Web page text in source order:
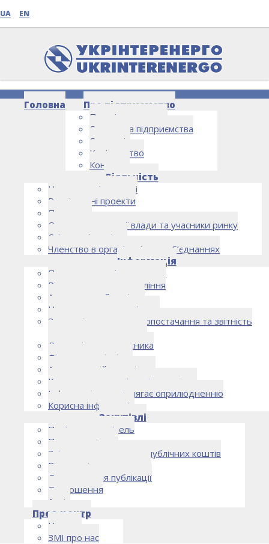
UA EN
Головна
Про підприємство
Про підприємство
Структура підприємства
Стратегія
Керівництво
Контакти
Діяльність
Напрямки діяльності
Реалізовані проекти
Партнери
Органи державної влади та учасники ринку
Спільна діяльність
Членство в організаціях та об’єднаннях
Інформація
Правоустановчі документи
Рішення органу управління
Аудиторський комітет
Нормативно-правові акти
Загальні умови електропостачання та звітність
Лист очікувань власника
Фінансова звітність
Антикорупційна політика
Кодекс етики та ділової поведінки
Інформація, що підлягає оприлюдненню
Корисна інформація
Закупівлі
Політика закупівель
План закупівель
Звіт про використання публічних коштів
Відомості про договори
Договори для публікації
Оголошення
Архів
Прес-центр
Новини
ЗМІ про нас
НОВИНИ